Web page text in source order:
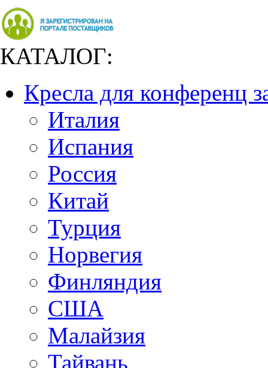
КАТАЛОГ:
Кресла для конференц
Италия
Испания
Россия
Китай
Турция
Норвегия
Финляндия
США
Малайзия
Тайвань